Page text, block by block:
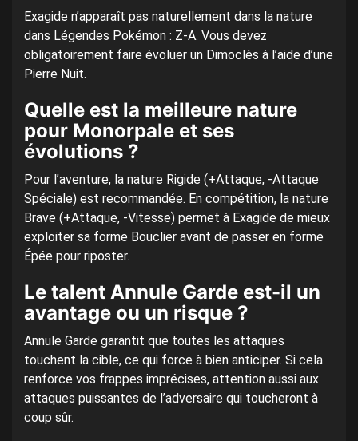
Exagide n’apparaît pas naturellement dans la nature
dans Légendes Pokémon : Z-A. Vous devez
obligatoirement faire évoluer un Dimoclès à l’aide d’une
Pierre Nuit.
Quelle est la meilleure nature
pour Monorpale et ses
évolutions ?
Pour l’aventure, la nature Rigide (+Attaque, -Attaque
Spéciale) est recommandée. En compétition, la nature
Brave (+Attaque, -Vitesse) permet à Exagide de mieux
exploiter sa forme Bouclier avant de passer en forme
Épée pour riposter.
Le talent Annule Garde est-il un
avantage ou un risque ?
Annule Garde garantit que toutes les attaques
touchent la cible, ce qui force à bien anticiper. Si cela
renforce vos frappes imprécises, attention aussi aux
attaques puissantes de l’adversaire qui toucheront à
coup sûr.